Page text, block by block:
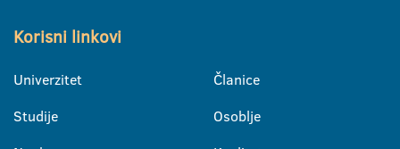
Korisni linkovi
Univerzitet
Studije
Članice
Osoblje